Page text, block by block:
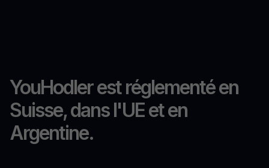
YouHodler est réglementé en
Suisse, dans l'UE et en
Argentine.